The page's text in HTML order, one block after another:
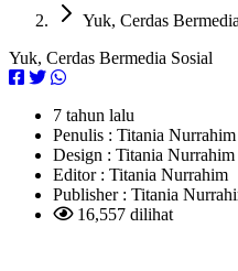
Yuk, Cerdas
Yuk, Cerdas Bermedia Sosial
7 tahun lalu
Penulis : Titania Nurrahim
Design : Titania Nurrahim
Editor : Titania Nurrahim
Publisher : Titania
16,557 dilihat